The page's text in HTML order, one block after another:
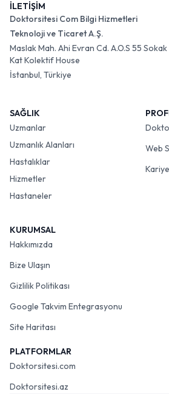
İLETİŞİM
Doktorsitesi Com Bilgi Hizmetleri
Teknoloji ve Ticaret A.Ş.
Maslak Mah. Ahi Evran Cd. A.O.S 55
Kat Kolektif House
İstanbul, Türkiye
SAĞLIK
Uzmanlar
Uzmanlık Alanları
Hastalıklar
Hizmetler
Hastaneler
Web
KURUMSAL
Hakkımızda
Bize Ulaşın
Gizlilik Politikası
Google Takvim Entegrasyonu
Site Haritası
PLATFORMLAR
Doktorsitesi.com
Doktorsitesi.az